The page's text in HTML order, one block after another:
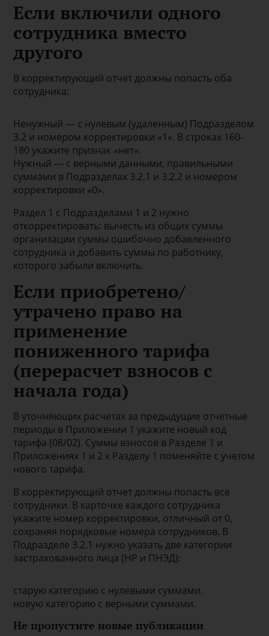
Если включили одного
сотрудника вместо
другого
В корректирующий отчет должны попасть оба
сотрудника:
Ненужный — с нулевым (удаленным) Подразделом
3.2 и номером корректировки «1». В строках 160-
180 укажите признак «нет».
Нужный — с верными данными, правильными
суммами в Подразделах 3.2.1 и 3.2.2 и номером
корректировки «0».
Раздел 1 с Подразделами 1 и 2 нужно
откорректировать: вычесть из общих суммы
организации суммы ошибочно добавленного
сотрудника и добавить суммы по работнику,
которого забыли включить.
Если приобретено/
утрачено право на
применение
пониженного тарифа
(перерасчет взносов с
начала года)
В уточняющих расчетах за предыдущие отчетные
периоды в Приложении 1 укажите новый код
тарифа (08/02). Суммы взносов в Разделе 1 и
Приложениях 1 и 2 к Разделу 1 поменяйте с учетом
нового тарифа.
В корректирующий отчет должны попасть все
сотрудники. В карточке каждого сотрудника
укажите номер корректировки, отличный от 0,
сохраняя порядковые номера сотрудников. В
Подразделе 3.2.1 нужно указать две категории
застрахованного лица (НР и ПНЭД):
старую категорию с нулевыми суммами.
новую категорию с верными суммами.
Не пропустите новые публикации